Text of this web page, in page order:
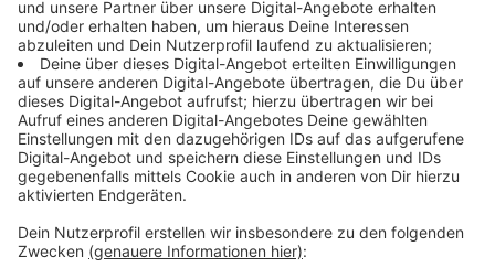
Möglichkeiten, während der Corona-Krise größere
Menschenansammlungen in der Altstadt zu verhindern.
Weiter nicht erlaubt ist die Außenübertragung von
Fernseh- bzw. Streaming-Programm, also vor allem
von Fußballspielen. Die dürfen Wirte weiterhin nur
drinnen zeigen.
Anzeige